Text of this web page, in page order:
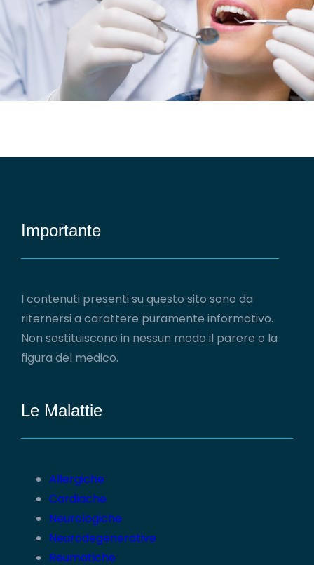
Importante
I contenuti presenti su questo sito sono da
riternersi a carattere puramente informativo.
Non sostituiscono in nessun modo il parere o la
figura del medico.
Le Malattie
Allergiche
Cardiache
Neurologiche
Neurodegenerative
Reumatiche